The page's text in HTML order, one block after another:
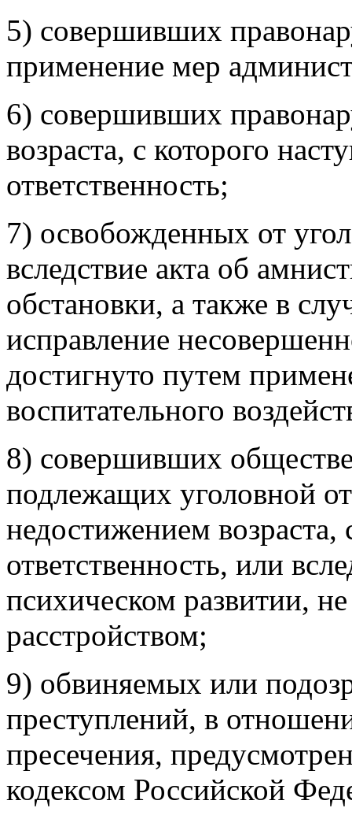
5) совершивших
применение мер
6) совершивших
возраста, с которого
ответственность;
7) освобожденных от
вследствие акта об
обстановки, а также в
исправление
достигнуто путем
воспитательного
8) совершивших
подлежащих уголовной
недостижением возраста,
ответственность, или
психическом развитии,
расстройством;
9) обвиняемых или
преступлений, в
пресечения,
кодексом Российской